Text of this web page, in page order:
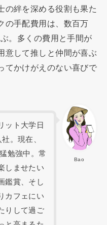
の絆を深める役割も果た
の手配費用は、数百万
。多くの費用と手間が
意して推しと仲間が喜ぶ
てかけがえのない喜びで
Bao
ット大学日
。現在、
勉強中。常
しませたい
鑑賞、そし
カフェにい
りして過ご